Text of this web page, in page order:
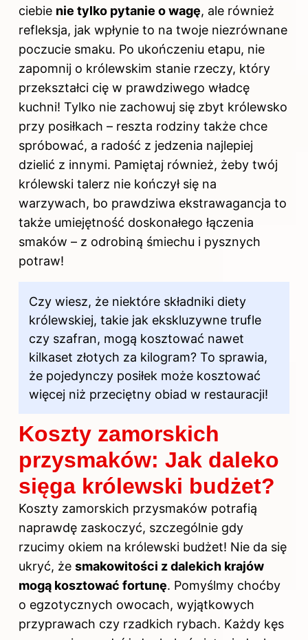
ciebie nie tylko pytanie o wagę, ale również
refleksja, jak wpłynie to na twoje niezrównane
poczucie smaku. Po ukończeniu etapu, nie
zapomnij o królewskim stanie rzeczy, który
przekształci cię w prawdziwego władcę
kuchni! Tylko nie zachowuj się zbyt królewsko
przy posiłkach – reszta rodziny także chce
spróbować, a radość z jedzenia najlepiej
dzielić z innymi. Pamiętaj również, żeby twój
królewski talerz nie kończył się na
warzywach, bo prawdziwa ekstrawagancja to
także umiejętność doskonałego łączenia
smaków – z odrobiną śmiechu i pysznych
potraw!
Czy wiesz, że niektóre składniki diety
królewskiej, takie jak ekskluzywne trufle
czy szafran, mogą kosztować nawet
kilkaset złotych za kilogram? To sprawia,
że pojedynczy posiłek może kosztować
więcej niż przeciętny obiad w restauracji!
Koszty zamorskich
przysmaków: Jak daleko
sięga królewski budżet?
Koszty zamorskich przysmaków potrafią
naprawdę zaskoczyć, szczególnie gdy
rzucimy okiem na królewski budżet! Nie da się
ukryć, że smakowitości z dalekich krajów
mogą kosztować fortunę. Pomyślmy choćby
o egzotycznych owocach, wyjątkowych
przyprawach czy rzadkich rybach. Każdy kęs